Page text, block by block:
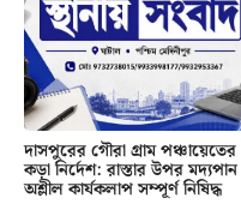
দাসপুরের গৌরা গ্রাম পঞ্চায়েতের
কড়া নির্দেশ: রাস্তার উপর
অশ্লীল কার্যকলাপ সম্পূর্ণ নিষিদ্ধ